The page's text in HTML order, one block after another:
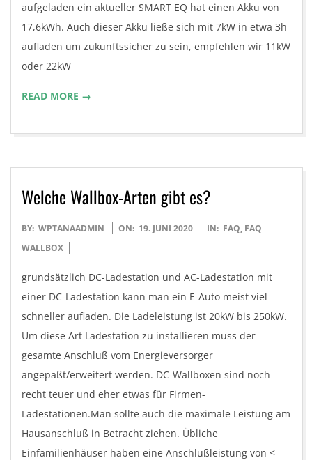
aufgeladen ein aktueller SMART EQ hat einen Akku von
17,6kWh. Auch dieser Akku ließe sich mit 7kW in etwa 3h
aufladen um zukunftssicher zu sein, empfehlen wir 11kW
oder 22kW
READ MORE →
Welche Wallbox-Arten gibt es?
2020-
06-
BY: WPTANAADMIN ON: 19. JUNI 2020 IN: FAQ, FAQ
WALLBOX
grundsätzlich DC-Ladestation und AC-Ladestation mit
einer DC-Ladestation kann man ein E-Auto meist viel
schneller aufladen. Die Ladeleistung ist 20kW bis 250kW.
Um diese Art Ladestation zu installieren muss der
gesamte Anschluß vom Energieversorger
angepaßt/erweitert werden. DC-Wallboxen sind noch
recht teuer und eher etwas für Firmen-
Ladestationen.Man sollte auch die maximale Leistung am
Hausanschluß in Betracht ziehen. Übliche
Einfamilienhäuser haben eine Anschlußleistung von <=